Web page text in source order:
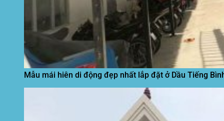
Mẫu mái hiên di động đẹp nhất lắp đặt ở Dầu Tiếng